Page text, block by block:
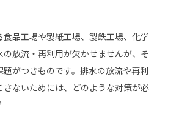
品工場や製紙工場、製鉄工場、化学
放流・再利用が欠かせませんが、そ
がつきものです。排水の放流や再利
ないためには、どのような対策が必